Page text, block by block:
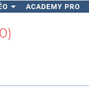
ACADEMY PRO